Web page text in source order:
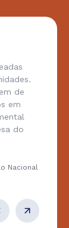
de
em
do
Nacional